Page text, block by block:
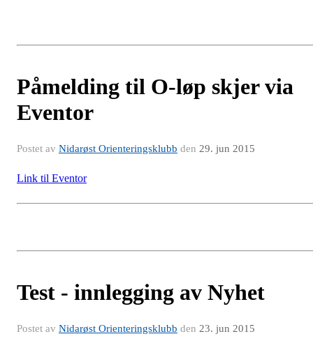
Påmelding til O-løp skjer via
Eventor
Postet av Nidarøst Orienteringsklubb den 29. jun 2015
Link til Eventor
Test - innlegging av Nyhet
Postet av Nidarøst Orienteringsklubb den 23. jun 2015